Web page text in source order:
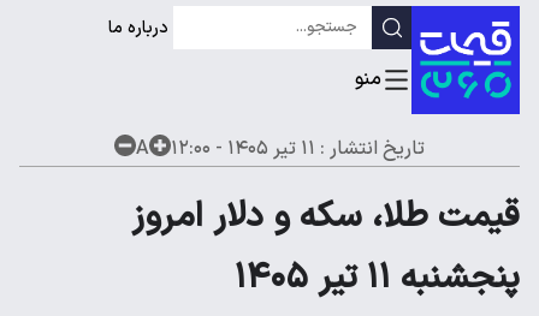
درباره ما
تاریخ انتشار : ۱۱ تیر ۱۴۰۵ - ۱۲:۰۰ A
قیمت طلا، سکه و دلار امروز
پنجشنبه ۱۱ تیر ۱۴۰۵